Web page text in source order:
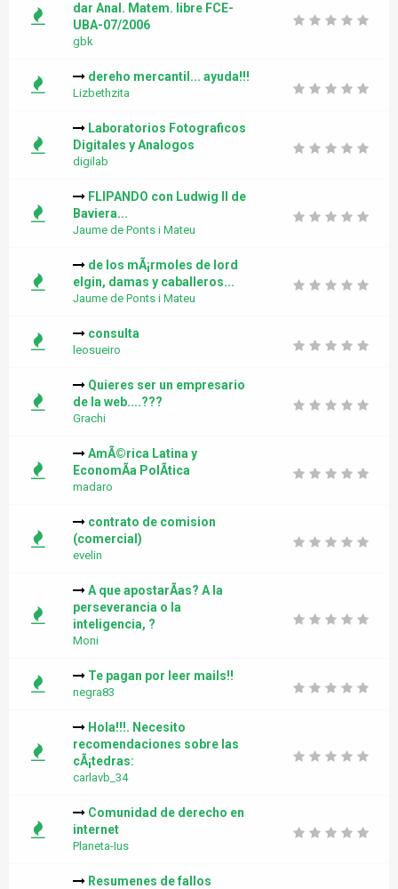
dar Anal. Matem. libre FCE-
UBA-07/2006
gbk
dereho mercantil... ayuda!!!
Lizbethzita
Laboratorios Fotograficos
Digitales y Analogos
digilab
FLIPANDO con Ludwig II de
Baviera...
Jaume de Ponts i Mateu
de los mÃ¡rmoles de lord
elgin, damas y caballeros...
Jaume de Ponts i Mateu
consulta
leosueiro
Quieres ser un empresario
de la web....???
Grachi
AmÃ©rica Latina y
EconomÃ­a PolÃ­tica
madaro
contrato de comision
(comercial)
evelin
A que apostarÃ­as? A la
perseverancia o la
inteligencia, ?
Moni
Te pagan por leer mails!!
negra83
Hola!!!. Necesito
recomendaciones sobre las
cÃ¡tedras:
carlavb_34
Comunidad de derecho en
internet
Planeta-Ius
Resumenes de fallos